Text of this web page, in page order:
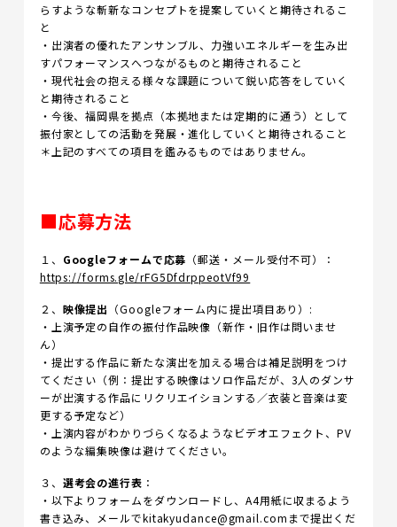
らすような斬新なコンセプトを提案していくと期待されるこ
と
・出演者の優れたアンサンブル、力強いエネルギーを生み出
すパフォーマンスへつながるものと期待されること
・現代社会の抱える様々な課題について鋭い応答をしていく
と期待されること
・今後、福岡県を拠点（本拠地または定期的に通う）として
振付家としての活動を発展・進化していくと期待されること
＊上記のすべての項目を鑑みるものではありません。
■応募方法
１、 Googleフォームで応募 （郵送・メール受付不可）：
https://forms.gle/rFG5DfdrppeotVf99
２、 映像提出 （Googleフォーム内に提出項目あり）:
・上演予定の自作の振付作品映像（新作・旧作は問いませ
ん）
・提出する作品に新たな演出を加える場合は補足説明をつけ
てください（例：提出する映像はソロ作品だが、3人のダンサ
ーが出演する作品にリクリエイションする／衣装と音楽は変
更する予定など）
・上演内容がわかりづらくなるようなビデオエフェクト、PV
のような編集映像は避けてください。
３、 選考会の進行表 ：
・以下よりフォームをダウンロードし、A4用紙に収まるよう
書き込み、メールでkitakyudance@gmail.comまで提出くだ